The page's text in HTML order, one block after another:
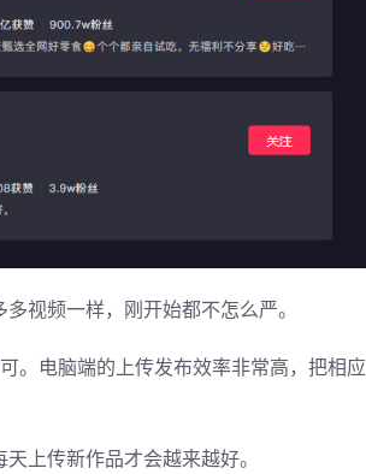
视频一样，刚开始都不怎么严。
。电脑端的上传发布效率非常高，把相应
上传新作品才会越来越好。